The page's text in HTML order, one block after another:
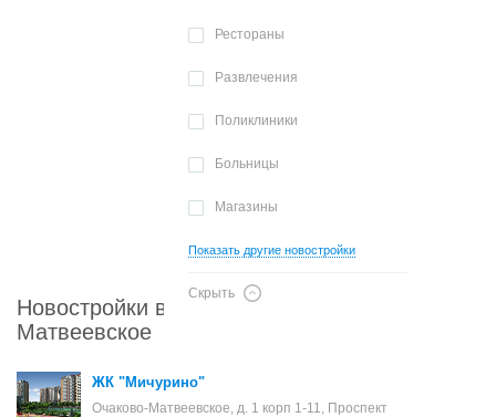
Рестораны
Развлечения
Поликлиники
Больницы
Магазины
Показать другие новостройки
Скрыть
Новостройки в районе Очаково-
Матвеевское
ЖК "Мичурино"
Очаково-Матвеевское, д. 1 корп 1-11, Проспект